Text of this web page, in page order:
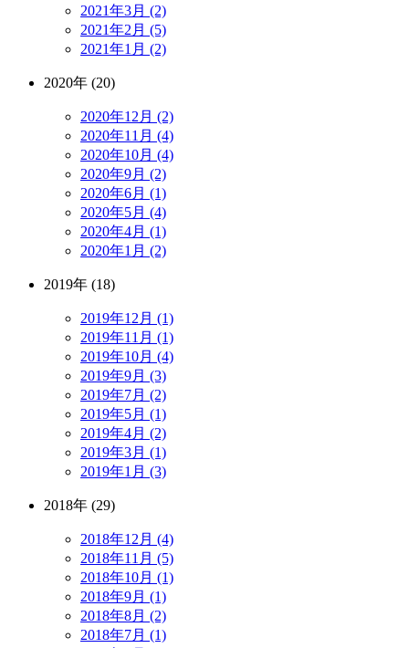
2021年3月 (2)
2021年2月 (5)
2021年1月 (2)
2020年 (20)
2020年12月 (2)
2020年11月 (4)
2020年10月 (4)
2020年9月 (2)
2020年6月 (1)
2020年5月 (4)
2020年4月 (1)
2020年1月 (2)
2019年 (18)
2019年12月 (1)
2019年11月 (1)
2019年10月 (4)
2019年9月 (3)
2019年7月 (2)
2019年5月 (1)
2019年4月 (2)
2019年3月 (1)
2019年1月 (3)
2018年 (29)
2018年12月 (4)
2018年11月 (5)
2018年10月 (1)
2018年9月 (1)
2018年8月 (2)
2018年7月 (1)